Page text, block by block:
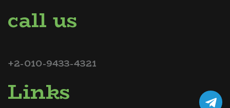
call us
+2-010-9433-4321
Links